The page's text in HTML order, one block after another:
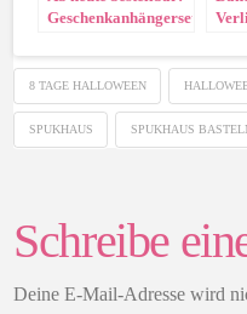
Geschenkanhängerset
Fest“
8 TAGE HALLOWEEN
SPUKHAUS SPUKHAUS
Schreibe
Deine E-Mail-Adresse wird